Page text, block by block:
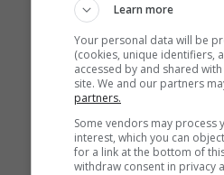
Learn more
Your personal data will be
(cookies, unique identifiers,
accessed by and shared
site. We and our partners
partners.
Some vendors may
interest, which you can
for a link at the bottom of
withdraw consent in privacy